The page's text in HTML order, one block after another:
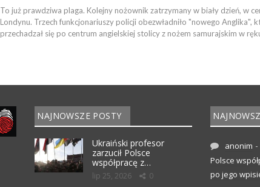
To już prawdziwa plaga. Kolejny nożownik zatrzymany w biały dzień, w
Londynu. Trzech funkcjonariuszy policji obezwładniło "nowego Anglika",
przechadzał się po centrum angielskiej stolicy z nożem samurajskim w
NAJNOWSZE POSTY
Ukraiński profesor
zarzucił Polsce
współpracę z…
lip 25, 2026 0
anonim -
Polsce
po jego